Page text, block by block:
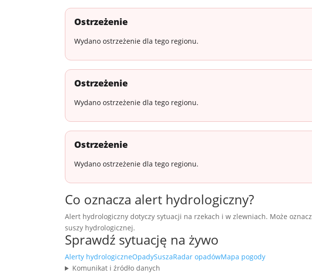
Ostrzeżenie
Wydano ostrzeżenie dla tego regionu.
Ostrzeżenie
Wydano ostrzeżenie dla tego regionu.
Ostrzeżenie
Wydano ostrzeżenie dla tego regionu.
Co oznacza alert hydrologiczny?
Alert hydrologiczny dotyczy sytuacji na rzekach i w zlewniach. Może
suszy hydrologicznej.
Sprawdź sytuację na żywo
Alerty hydrologiczneOpadySuszaRadar opadówMapa pogody
Komunikat i źródło danych